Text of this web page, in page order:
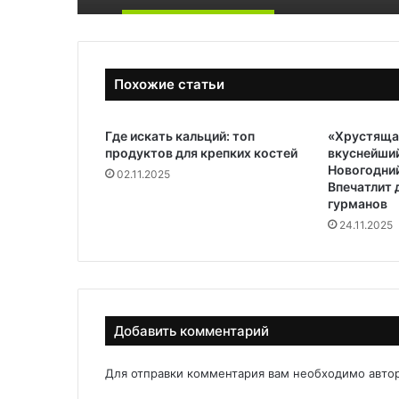
Похожие статьи
Где искать кальций: топ
продуктов для крепких костей
02.11.2025
гурманов
24.11.2025
Добавить комментарий
Для отправки комментария вам необходимо